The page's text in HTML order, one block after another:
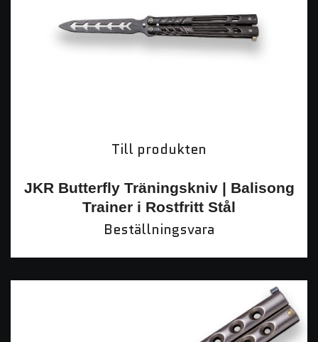
Till produkten
JKR Butterfly Träningskniv | Balisong
Trainer i Rostfritt Stål
Beställningsvara